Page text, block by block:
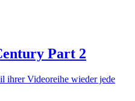
Part 2
ihrer Videoreihe wieder jede